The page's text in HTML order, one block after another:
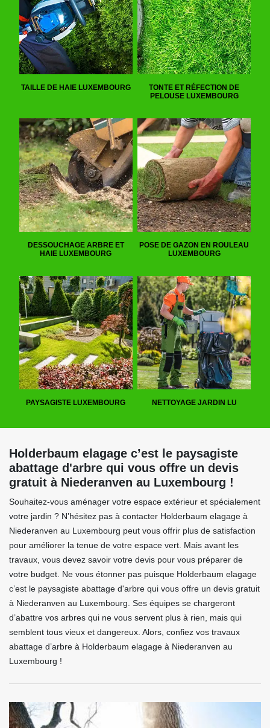
TAILLE DE HAIE LUXEMBOURG
TONTE ET RÉFECTION DE
PELOUSE LUXEMBOURG
DESSOUCHAGE ARBRE ET
HAIE LUXEMBOURG
POSE DE GAZON EN ROULEAU
LUXEMBOURG
PAYSAGISTE LUXEMBOURG NETTOYAGE JARDIN LU
Holderbaum elagage c’est le paysagiste
abattage d'arbre qui vous offre un devis
gratuit à Niederanven au Luxembourg !
Souhaitez-vous aménager votre espace extérieur et spécialement
votre jardin ? N’hésitez pas à contacter Holderbaum elagage à
Niederanven au Luxembourg peut vous offrir plus de satisfaction
pour améliorer la tenue de votre espace vert. Mais avant les
travaux, vous devez savoir votre devis pour vous préparer de
votre budget. Ne vous étonner pas puisque Holderbaum elagage
c’est le paysagiste abattage d'arbre qui vous offre un devis gratuit
à Niederanven au Luxembourg. Ses équipes se chargeront
d’abattre vos arbres qui ne vous servent plus à rien, mais qui
semblent tous vieux et dangereux. Alors, confiez vos travaux
abattage d’arbre à Holderbaum elagage à Niederanven au
Luxembourg !